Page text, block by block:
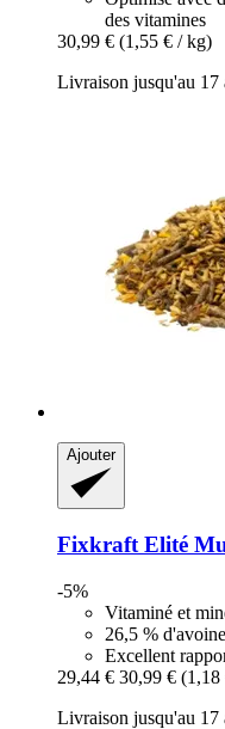
des vitamines
30,99 € (1,55 € / kg)
Livraison jusqu'au 17
Ajouter
Fixkraft Elité
-5%
Vitaminé et
26,5 % d'avoine
Excellent
29,44 € 30,99 € (1,18
Livraison jusqu'au 17